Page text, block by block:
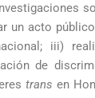
un acto
iii)
de
trans en